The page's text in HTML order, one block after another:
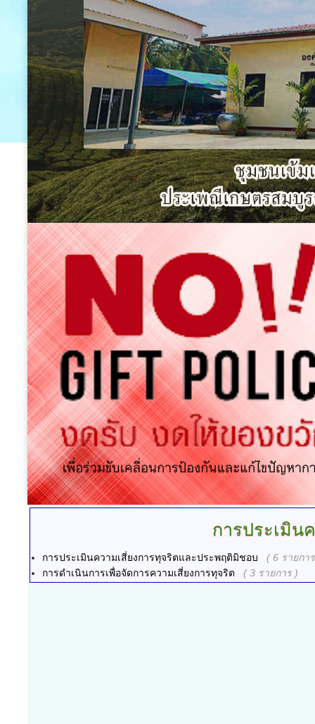
การประเมิน
การประเมินความเสี่ยงการทุจริตและประพฤติมิชอบ
( 6 รายกา
การดำเนินการเพื่อจัดการความเสี่ยงการทุจริต
( 3 รายการ )